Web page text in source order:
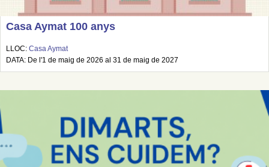
Casa Aymat 100 anys
LLOC: Casa Aymat
DATA: De l'1 de maig de 2026 al 31 de maig de 2027